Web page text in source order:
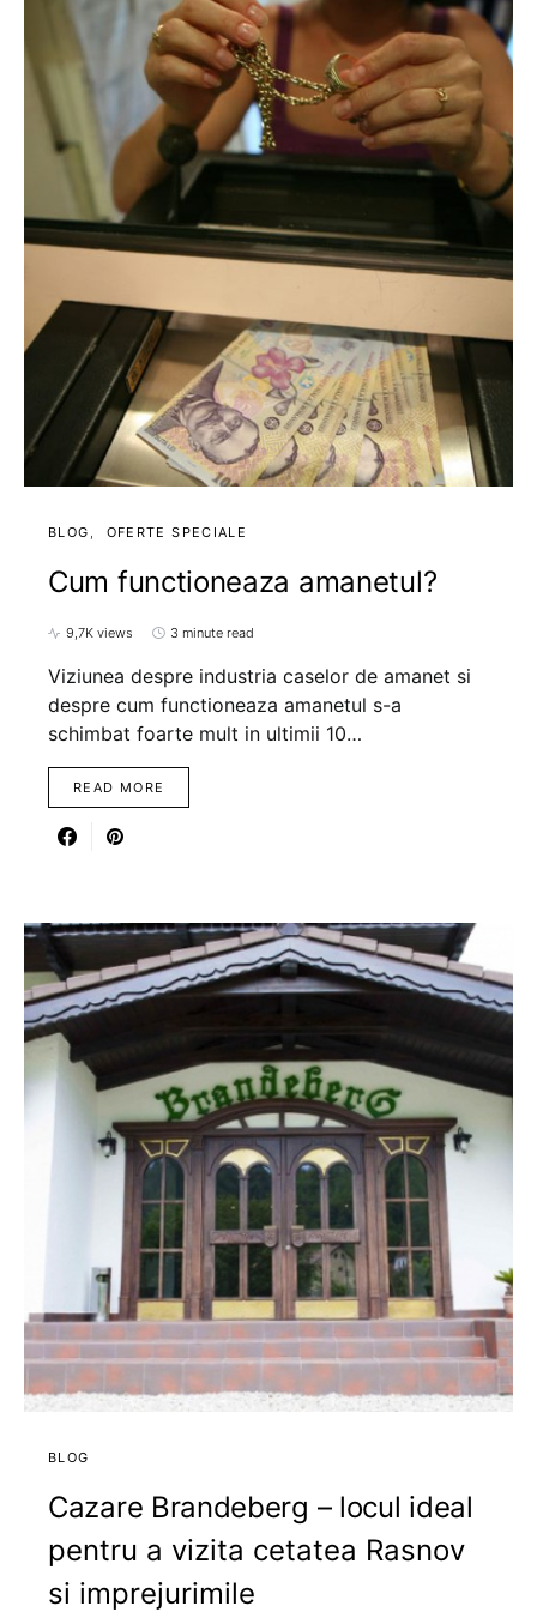
BLOG OFERTE SPECIALE
Cum functioneaza amanetul?
9,7K views 3 minute read
Viziunea despre industria caselor de amanet si
despre cum functioneaza amanetul s-a
schimbat foarte mult in ultimii 10…
READ MORE
BLOG
Cazare Brandeberg – locul ideal
pentru a vizita cetatea Rasnov
si imprejurimile